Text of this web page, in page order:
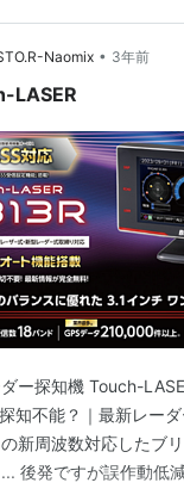
ステージ」開催決定
スト：音…
Naomix • 3年前
LASER
ー探知機 Touch-
知不能？｜最新レー
新周波数対応したブ
後発ですが誤作動低